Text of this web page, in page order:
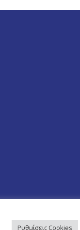
Ρυθμίσεις Cookies